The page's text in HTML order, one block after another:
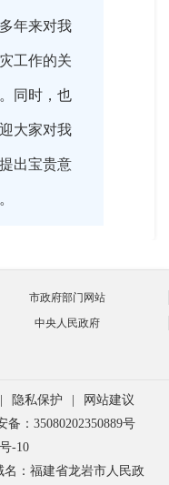
年来对我
工作的关
同时，也
大家对我
出宝贵意
。
16:02:00
发生多大
介绍一下
地震地质
市政府部门网站
中央人民政府
隐私保护
网站建议
备：35080202350889号
-10
名：福建省龙岩市人民政